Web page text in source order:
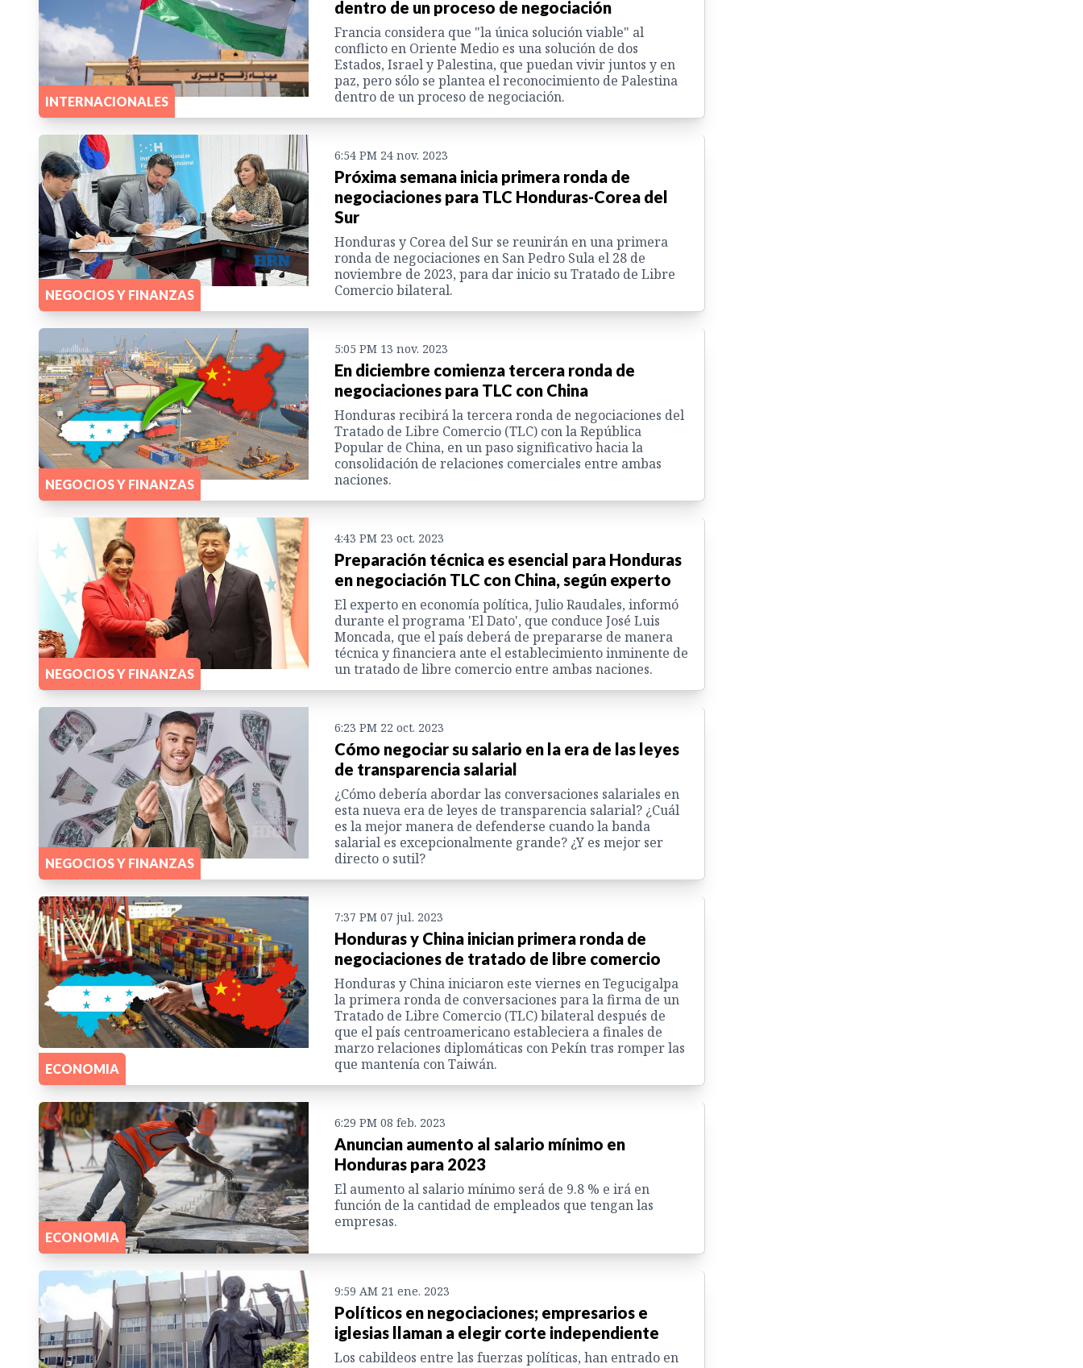
INTERNACIONALES
dentro de un proceso de negociación
Francia considera que "la única solución viable" al
conflicto en Oriente Medio es una solución de dos
Estados, Israel y Palestina, que puedan vivir juntos y en
paz, pero sólo se plantea el reconocimiento de Palestina
dentro de un proceso de negociación.
NEGOCIOS Y FINANZAS
6:54 PM 24 nov. 2023
Próxima semana inicia primera ronda de
negociaciones para TLC Honduras-Corea del
Sur
Honduras y Corea del Sur se reunirán en una primera
ronda de negociaciones en San Pedro Sula el 28 de
noviembre de 2023, para dar inicio su Tratado de Libre
Comercio bilateral.
NEGOCIOS Y FINANZAS
5:05 PM 13 nov. 2023
En diciembre comienza tercera ronda de
negociaciones para TLC con China
Honduras recibirá la tercera ronda de negociaciones del
Tratado de Libre Comercio (TLC) con la República
Popular de China, en un paso significativo hacia la
consolidación de relaciones comerciales entre ambas
naciones.
NEGOCIOS Y FINANZAS
4:43 PM 23 oct. 2023
Preparación técnica es esencial para Honduras
en negociación TLC con China, según experto
El experto en economía política, Julio Raudales, informó
durante el programa 'El Dato', que conduce José Luis
Moncada, que el país deberá de prepararse de manera
técnica y financiera ante el establecimiento inminente de
un tratado de libre comercio entre ambas naciones.
NEGOCIOS Y FINANZAS
6:23 PM 22 oct. 2023
Cómo negociar su salario en la era de las leyes
de transparencia salarial
¿Cómo debería abordar las conversaciones salariales en
esta nueva era de leyes de transparencia salarial? ¿Cuál
es la mejor manera de defenderse cuando la banda
salarial es excepcionalmente grande? ¿Y es mejor ser
directo o sutil?
ECONOMIA
7:37 PM 07 jul. 2023
Honduras y China inician primera ronda de
negociaciones de tratado de libre comercio
Honduras y China iniciaron este viernes en Tegucigalpa
la primera ronda de conversaciones para la firma de un
Tratado de Libre Comercio (TLC) bilateral después de
que el país centroamericano estableciera a finales de
marzo relaciones diplomáticas con Pekín tras romper las
que mantenía con Taiwán.
ECONOMIA
6:29 PM 08 feb. 2023
Anuncian aumento al salario mínimo en
Honduras para 2023
El aumento al salario mínimo será de 9.8 % e irá en
función de la cantidad de empleados que tengan las
empresas.
9:59 AM 21 ene. 2023
Políticos en negociaciones; empresarios e
iglesias llaman a elegir corte independiente
Los cabildeos entre las fuerzas políticas, han entrado en